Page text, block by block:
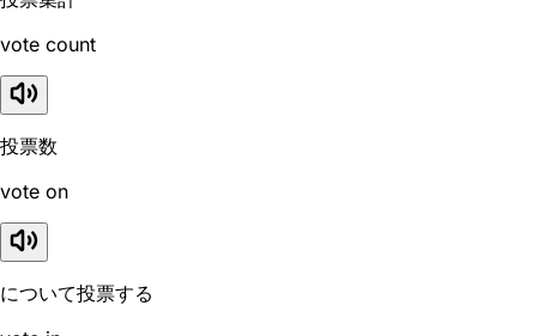
vote count
投票数
vote on
について投票する